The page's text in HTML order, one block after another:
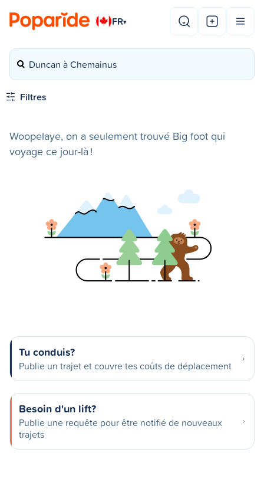
FR▾
Duncan à Chemainus
Filtres
Woopelaye, on a seulement trouvé Big foot qui
voyage ce jour-là !
Tu conduis?
Publie un trajet et couvre tes coûts de déplacement
Besoin d'un lift?
Publie une requête pour être notifié de nouveaux
trajets